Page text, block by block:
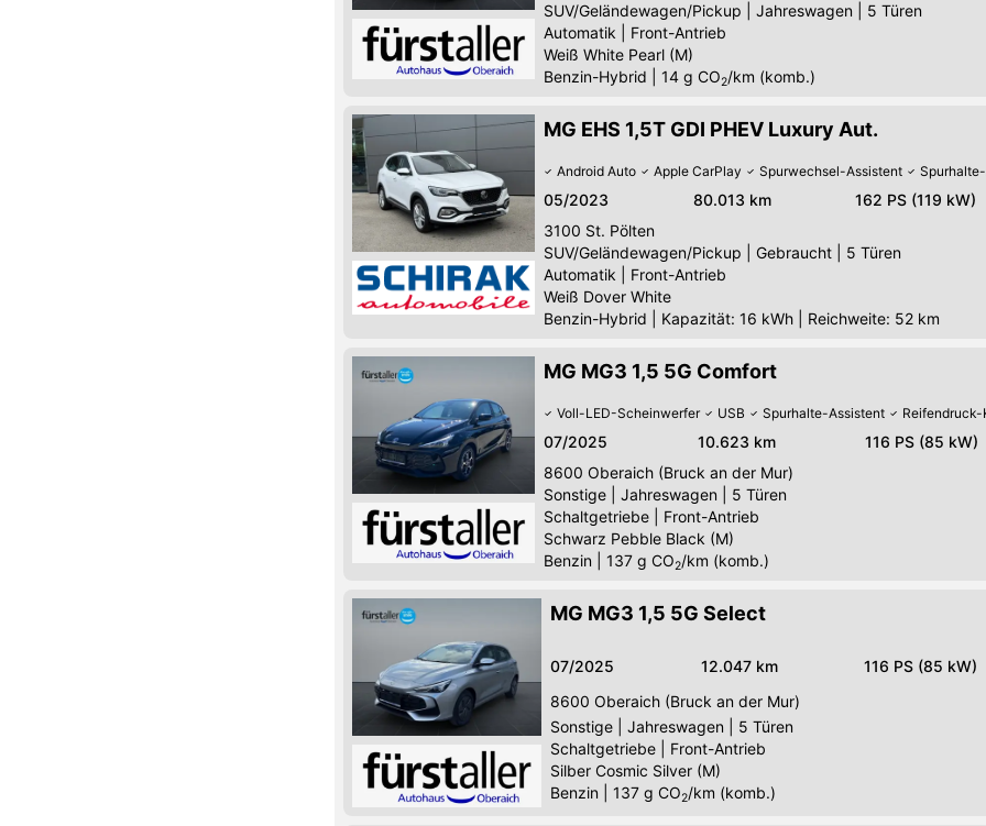
SUV/Geländewagen/Pickup
Jahreswagen
5 Türen
Automatik
Front-Antrieb
Weiß White Pearl (M)
Benzin-Hybrid
14 g CO2/km (komb.)
MG EHS 1,5T GDI PHEV Luxury Aut.
Android Auto Apple CarPlay Spurwechsel-Assistent
05/2023 80.013 km 162 PS (119 kW)
3100 St. Pölten
SUV/Geländewagen/Pickup
Gebraucht
5 Türen
Automatik
Front-Antrieb
Weiß Dover White
Benzin-Hybrid
Kapazität: 16 kWh | Reichweite: 52 km
MG MG3 1,5 5G Comfort
Voll-LED-Scheinwerfer USB Spurhalte-Assistent
07/2025 10.623 km 116 PS (85 kW)
8600 Oberaich (Bruck an der Mur)
Sonstige
Jahreswagen
5 Türen
Schaltgetriebe
Front-Antrieb
Schwarz Pebble Black (M)
Benzin
137 g CO2/km (komb.)
MG MG3 1,5 5G Select
07/2025 12.047 km 116 PS (85 kW)
8600 Oberaich (Bruck an der Mur)
Sonstige
Jahreswagen
5 Türen
Schaltgetriebe
Front-Antrieb
Silber Cosmic Silver (M)
Benzin
137 g CO2/km (komb.)